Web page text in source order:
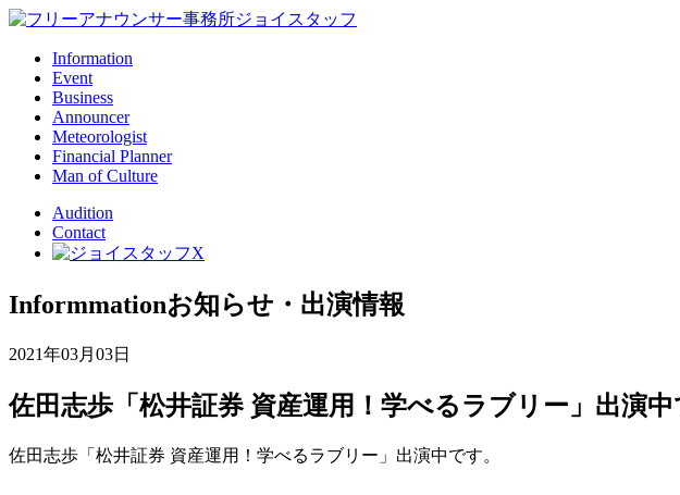
Information
Event
Business
Announcer
Meteorologist
Financial Planner
Man of Culture
Audition
Contact
Informmationお知らせ・出演情報
2021年03月03日
佐田志歩「松井証券 資産運用！学べるラブリー」出演中
佐田志歩「松井証券 資産運用！学べるラブリー」出演中です。